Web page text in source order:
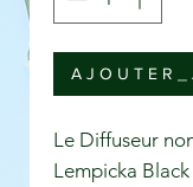
A J O U T E R _
Le Diffuseur
Lempicka